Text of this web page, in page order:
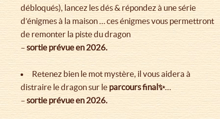
débloqués), lancez les dés & répondez à une série
d’énigmes à la maison … ces énigmes vous permettront
de remonter la piste du dragon
–sortie prévue en 2026.
Retenez bien le mot mystère, il vous aidera à
distraire le dragon sur le parcours final✨…
–sortie prévue en 2026.